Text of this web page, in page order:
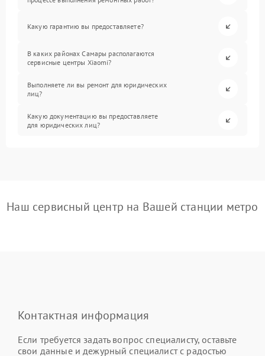
Какую гарантию вы предоставляете?
В каких районах Самары располагаются
сервисные центры Xiaomi?
Выполняете ли вы ремонт для юридических
лиц?
Какую документацию вы предоставляете
для юридических лиц?
Наш сервисный центр на Вашей станции метро
Контактная информация
Если требуется задать вопрос специалисту, оставьте
свои данные и дежурный специалист с радостью